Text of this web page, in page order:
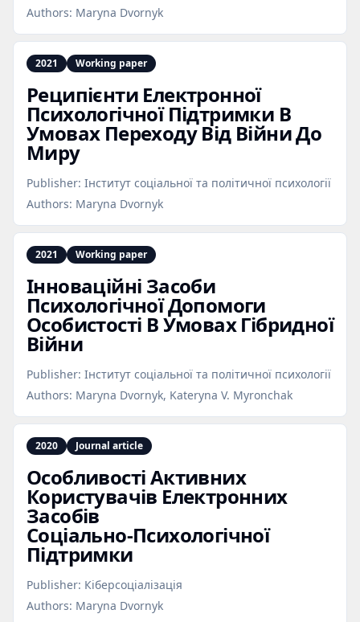
Authors: Maryna Dvornyk
2021 Working paper
Реципієнти Електронної
Психологічної Підтримки В
Умовах Переходу Від Війни До
Миру
Publisher: Інститут соціальної та політичної психології
Authors: Maryna Dvornyk
2021 Working paper
Інноваційні Засоби
Психологічної Допомоги
Особистості В Умовах Гібридної
Війни
Publisher: Інститут соціальної та політичної психології
Authors: Maryna Dvornyk, Kateryna V. Myronchak
2020 Journal article
Особливості Активних
Користувачів Електронних
Засобів
Соціально‑Психологічної
Підтримки
Publisher: Кіберсоціалізація
Authors: Maryna Dvornyk